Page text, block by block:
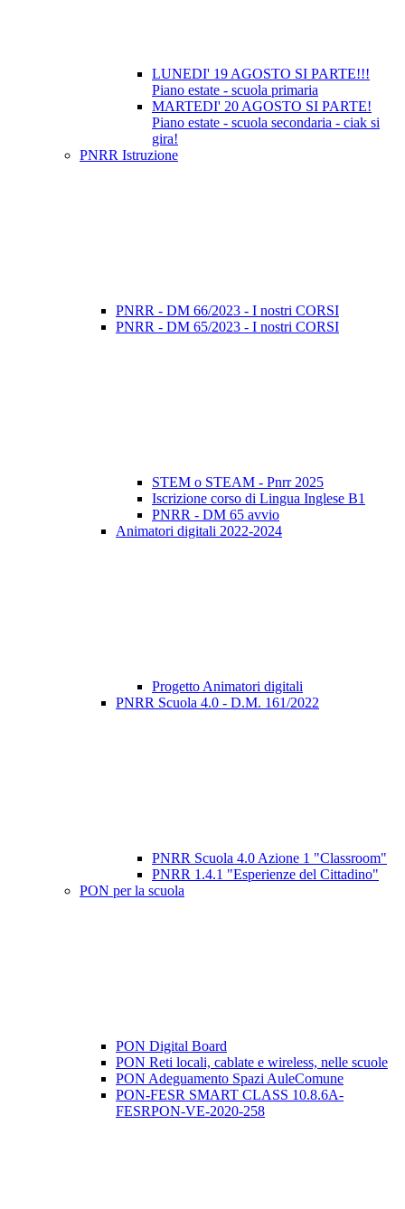
LUNEDI' 19 AGOSTO SI PARTE!!!
Piano estate - scuola primaria
MARTEDI' 20 AGOSTO SI PARTE!
Piano estate - scuola secondaria - ciak si
gira!
PNRR Istruzione
PNRR - DM 66/2023 - I nostri CORSI
PNRR - DM 65/2023 - I nostri CORSI
STEM o STEAM - Pnrr 2025
Iscrizione corso di Lingua Inglese B1
PNRR - DM 65 avvio
Animatori digitali 2022-2024
Progetto Animatori digitali
PNRR Scuola 4.0 - D.M. 161/2022
PNRR Scuola 4.0 Azione 1 "Classroom"
PNRR 1.4.1 "Esperienze del Cittadino"
PON per la scuola
PON Digital Board
PON Reti locali, cablate e wireless, nelle scuole
PON Adeguamento Spazi AuleComune
PON-FESR SMART CLASS 10.8.6A-
FESRPON-VE-2020-258